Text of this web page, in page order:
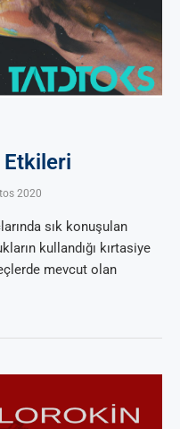
Etkileri
2020
sık konuşulan
kullandığı kırtasiye
mevcut olan